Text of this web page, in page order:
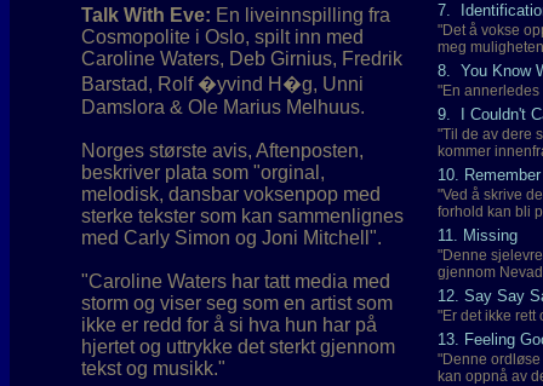
7.
"Det å vokse
meg
8. You Know
"En
9. I Couldn't
"Til de av dere
kommer
10. Remember
"Ved å skrive
forhold kan bli
11. Missing
"Denne
gjennom
12. Say Say
"Er det ikke rett
13. Feeling
"Denne
kan oppnå av
Talk With Eve: En liveinnspilling fra
Cosmopolite i Oslo, spilt inn med
Caroline Waters, Deb Girnius, Fredrik
Barstad, Rolf �yvind H�g, Unni
Damslora & Ole Marius Melhuus.
Norges største avis, Aftenposten,
beskriver plata som "orginal,
melodisk, dansbar voksenpop med
sterke tekster som kan sammenlignes
med Carly Simon og Joni Mitchell".
"Caroline Waters har tatt media med
storm og viser seg som en artist som
ikke er redd for å si hva hun har på
hjertet og uttrykke det sterkt gjennom
tekst og musikk."